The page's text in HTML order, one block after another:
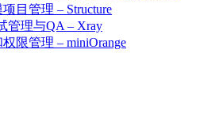
目管理 – Structure
管理与QA – Xray
限管理 – miniOrange